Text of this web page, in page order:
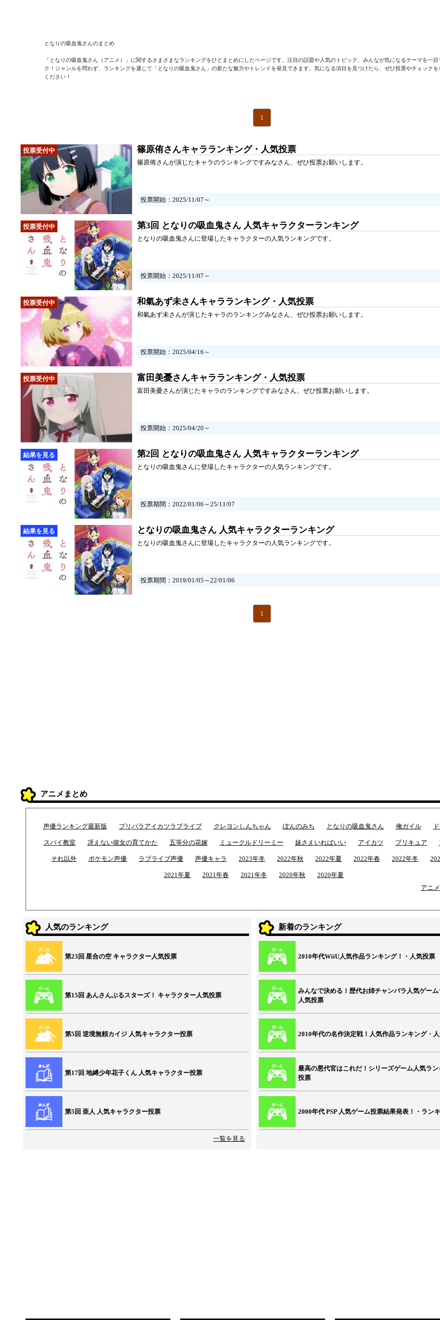
となりの吸血鬼さんのまとめ
「となりの吸血鬼さん（アニメ）」に関するさまざまなランキングをひとまとめにしたページです。注目の話題や人気のトピック、みんなが気になるテーマを一目
ク！ジャンルを問わず、ランキングを通じて「となりの吸血鬼さん」の新たな魅力やトレンドを発見できます。気になる項目を見つけたら、ぜひ投票やチェックを
ください！
1
篠原侑さんキャラランキング・人気投票
篠原侑さんが演じたキャラのランキングですみなさん、ぜひ投票お願いします。
投票開始：2025/11/07～
第3回 となりの吸血鬼さん 人気キャラクターランキング
となりの吸血鬼さんに登場したキャラクターの人気ランキングです。
投票開始：2025/11/07～
和氣あず未さんキャラランキング・人気投票
和氣あず未さんが演じたキャラのランキングみなさん、ぜひ投票お願いします。
投票開始：2025/04/16～
富田美憂さんキャラランキング・人気投票
富田美憂さんが演じたキャラのランキングですみなさん、ぜひ投票お願いします。
投票開始：2025/04/20～
第2回 となりの吸血鬼さん 人気キャラクターランキング
となりの吸血鬼さんに登場したキャラクターの人気ランキングです。
投票期間：2022/01/06～25/11/07
となりの吸血鬼さん 人気キャラクターランキング
となりの吸血鬼さんに登場したキャラクターの人気ランキングです。
投票期間：2019/01/05～22/01/06
1
アニメまとめ
声優ランキング最新版 プリパラアイカツラブライブ クレヨンしんちゃん ぽんのみち となりの吸血鬼さん 俺ガイル
スパイ教室 冴えない彼女の育てかた 五等分の花嫁 ミュークルドリーミー 妹さえいればいい アイカツ プリキュア
それ以外 ポケモン声優 ラブライブ声優 声優キャラ 2023年冬 2022年秋 2022年夏 2022年春 2022年冬
2021年夏 2021年春 2021年冬 2020年秋
2020年夏
アニ
人気のランキング
第23回 星合の空 キャラクター人気投票
第15回 あんさんぶるスターズ！ キャラクター人気投票
第5回 逆境無頼カイジ 人気キャラクター投票
第17回 地縛少年花子くん 人気キャラクター投票
第5回 亜人 人気キャラクター投票
一覧を見る
新着のランキング
2010年代WiiU人気作品ランキング！・人気投票
みんなで決める！歴代お姉チャンバラ人気ゲーム
人気投票
2010年代の名作決定戦！人気作品ランキング・
最高の悪代官はこれだ！シリーズゲーム人気ラ
投票
2000年代 PSP 人気ゲーム投票結果発表！・ラン